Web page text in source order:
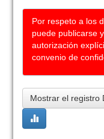
Por respeto a los
puede publicarse
autorización
convenio de
Mostrar el registro